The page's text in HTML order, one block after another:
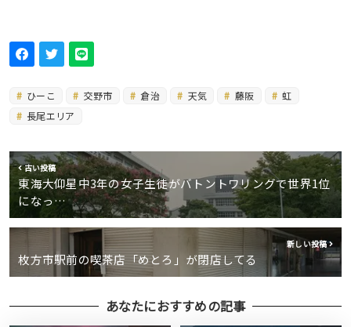
ひーこ 交野市 倉治 天気 藤阪
虹
長尾エリア
古い投稿
東海大仰星中3年の女子生徒がバトントワリングで世界1位
になっ…
新しい投稿
枚方市駅前の喫茶店「めとろ」が閉店してる
あなたにおすすめの記事